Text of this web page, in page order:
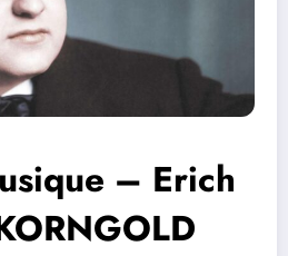
– Erich